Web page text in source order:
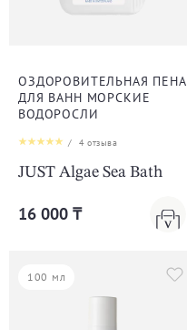
ОЗДОРОВИТЕЛЬНАЯ ПЕНА
ДЛЯ ВАНН МОРCКИЕ
ВОДОРОСЛИ
/ 4отзыва
JUST Algae Sea Bath
16 000 ₸
100 мл